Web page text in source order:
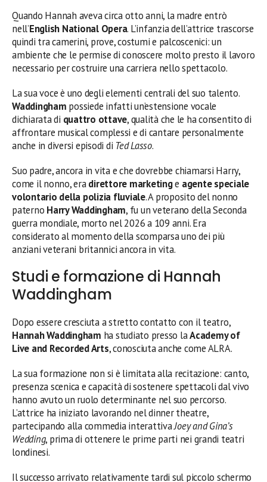
Quando Hannah aveva circa otto anni, la madre entrò
nell’English National Opera. L’infanzia dell’attrice trascorse
quindi tra camerini, prove, costumi e palcoscenici: un
ambiente che le permise di conoscere molto presto il lavoro
necessario per costruire una carriera nello spettacolo.
La sua voce è uno degli elementi centrali del suo talento.
Waddingham possiede infatti un’estensione vocale
dichiarata di quattro ottave, qualità che le ha consentito di
affrontare musical complessi e di cantare personalmente
anche in diversi episodi di Ted Lasso.
Suo padre, ancora in vita e che dovrebbe chiamarsi Harry,
come il nonno, eradirettore marketinge agente speciale
volontario della polizia fluviale. A proposito del nonno
paterno Harry Waddingham, fu un veterano della Seconda
guerra mondiale, morto nel 2026 a 109 anni. Era
considerato al momento della scomparsa uno dei più
anziani veterani britannici ancora in vita.
Studi e formazione di Hannah
Waddingham
Dopo essere cresciuta a stretto contatto con il teatro,
Hannah Waddingham ha studiato presso laAcademy of
Live and Recorded Arts, conosciuta anche come ALRA.
La sua formazione non si è limitata alla recitazione: canto,
presenza scenica e capacità di sostenere spettacoli dal vivo
hanno avuto un ruolo determinante nel suo percorso.
L’attrice ha iniziato lavorando nel dinner theatre,
partecipando alla commedia interattivaJoey and Gina’s
Wedding, prima di ottenere le prime parti nei grandi teatri
londinesi.
Il successo arrivato relativamente tardi sul piccolo schermo